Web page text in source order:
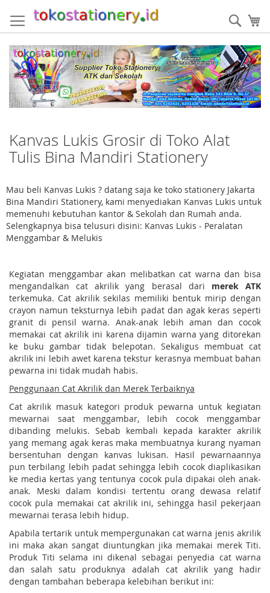
to
Content
Kanvas Lukis Grosir di Toko Alat
Tulis Bina Mandiri Stationery
Mau beli Kanvas Lukis ? datang saja ke toko stationery Jakarta
Bina Mandiri Stationery, kami menyediakan Kanvas Lukis untuk
memenuhi kebutuhan kantor & Sekolah dan Rumah anda.
Selengkapnya bisa telusuri disini: Kanvas Lukis - Peralatan
Menggambar & Melukis
Kegiatan menggambar akan melibatkan cat warna dan bisa
mengandalkan cat akrilik yang berasal dari merek ATK
terkemuka. Cat akrilik sekilas memiliki bentuk mirip dengan
crayon namun teksturnya lebih padat dan agak keras seperti
granit di pensil warna. Anak-anak lebih aman dan cocok
memakai cat akrilik ini karena dijamin warna yang ditorekan
ke buku gambar tidak belepotan. Sekaligus membuat cat
akrilik ini lebih awet karena tekstur kerasnya membuat bahan
pewarna ini tidak mudah habis.
Penggunaan Cat Akrilik dan Merek Terbaiknya
Cat akrilik masuk kategori produk pewarna untuk kegiatan
mewarnai saat menggambar, lebih cocok menggambar
dibanding melukis. Sebab kembali kepada karakter akrilik
yang memang agak keras maka membuatnya kurang nyaman
bersentuhan dengan kanvas lukisan. Hasil pewarnaannya
pun terbilang lebih padat sehingga lebih cocok diaplikasikan
ke media kertas yang tentunya cocok pula dipakai oleh anak-
anak. Meski dalam kondisi tertentu orang dewasa relatif
cocok pula memakai cat akrilik ini, sehingga hasil pekerjaan
mewarnai terasa lebih hidup.
Apabila tertarik untuk mempergunakan cat warna jenis akrilik
ini maka akan sangat diuntungkan jika memakai merek Titi.
Produk Titi selama ini dikenal sebagai penyedia cat warna
dan salah satu produknya adalah cat akrilik yang hadir
dengan tambahan beberapa kelebihan berikut ini: